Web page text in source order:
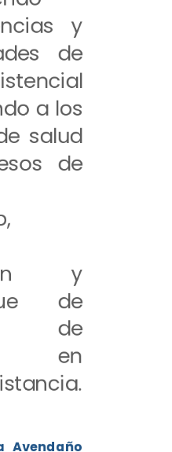
y
de
a los
salud
de
y
de
de
en
Avendaño